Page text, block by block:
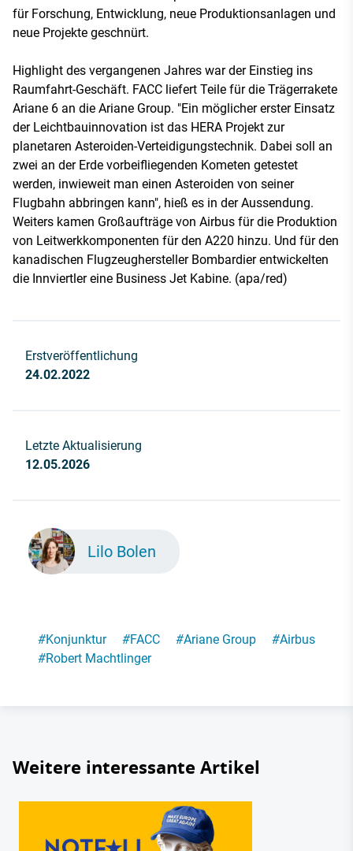
für Forschung, Entwicklung, neue Produktionsanlagen und
neue Projekte geschnürt.
Highlight des vergangenen Jahres war der Einstieg ins
Raumfahrt-Geschäft. FACC liefert Teile für die Trägerrakete
Ariane 6 an die Ariane Group. "Ein möglicher erster Einsatz
der Leichtbauinnovation ist das HERA Projekt zur
planetaren Asteroiden-Verteidigungstechnik. Dabei soll an
zwei an der Erde vorbeifliegenden Kometen getestet
werden, inwieweit man einen Asteroiden von seiner
Flugbahn abbringen kann", hieß es in der Aussendung.
Weiters kamen Großaufträge von Airbus für die Produktion
von Leitwerkkomponenten für den A220 hinzu. Und für den
kanadischen Flugzeughersteller Bombardier entwickelten
die Innviertler eine Business Jet Kabine. (apa/red)
Erstveröffentlichung
24.02.2022
Letzte Aktualisierung
12.05.2026
Lilo Bolen
#Konjunktur #FACC #Ariane Group #Airbus
#Robert Machtlinger
Weitere interessante Artikel